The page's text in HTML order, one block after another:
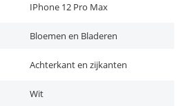
IPhone 12 Pro Max
Bloemen en Bladeren
Achterkant en zijkanten
Wit